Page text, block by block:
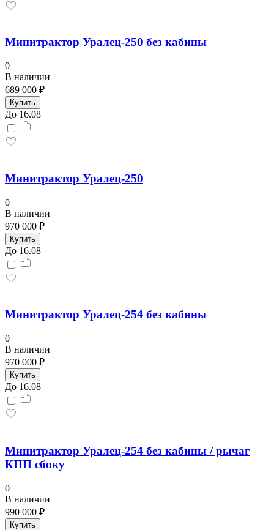
Минитрактор Уралец-250 без кабины
0
В наличии
689 000 ₽
Купить
До 16.08
Минитрактор Уралец-250
0
В наличии
970 000 ₽
Купить
До 16.08
Минитрактор Уралец-254 без кабины
0
В наличии
970 000 ₽
Купить
До 16.08
Минитрактор Уралец-254 без кабины / рычаг
КПП сбоку
0
В наличии
990 000 ₽
Купить